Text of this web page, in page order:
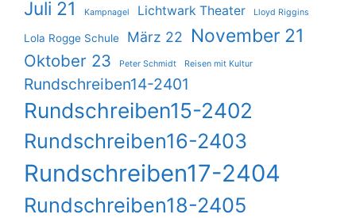
Juli 21 Kampnagel Lichtwark Theater Lloyd Riggins
Lola Rogge Schule März 22 November 21
Oktober 23 Peter Schmidt Reisen mit Kultur
Rundschreiben14-2401
Rundschreiben15-2402
Rundschreiben16-2403
Rundschreiben17-2404
Rundschreiben18-2405